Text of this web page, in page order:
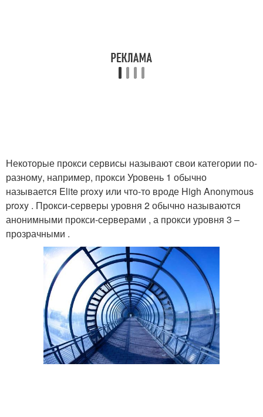
Некоторые прокси сервисы называют свои категории по-
разному, например, прокси Уровень 1 обычно
называется Elite proxy или что-то вроде High Anonymous
proxy . Прокси-серверы уровня 2 обычно называются
анонимными прокси-серверами , а прокси уровня 3 –
прозрачными .